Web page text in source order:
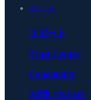
リソース
サポート
Trust Center
Community
お問い合わせ